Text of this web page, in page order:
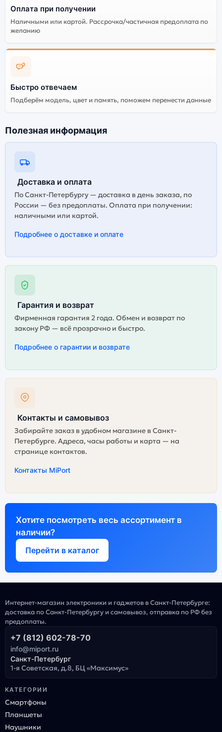
смартфона Apple iPhone 13 PRO (Активированный)
128Gb Sierra Blue (Небесно-голубой). Мы
рекомендуем выбирать оригинальной версию — она
сервисы. Не оригинальная версия может стоить
дешевле, но корректная работа сервисов не
Оплата при получении
Наличными или картой. Рассрочка/частичная предоплата по
желанию
Быстро отвечаем
Подберём модель, цвет и память, поможем перенести данные
Полезная информация
Доставка и оплата
По Санкт-Петербургу — доставка в день заказа, по
России — без предоплаты. Оплата при получении:
наличными или картой.
Подробнее о доставке и оплате
Гарантия и возврат
Фирменная гарантия 2 года. Обмен и возврат по
закону РФ — всё прозрачно и быстро.
Подробнее о гарантии и возврате
Контакты и самовывоз
Забирайте заказ в удобном магазине в Санкт-
Петербурге. Адреса, часы работы и карта — на
странице контактов.
Контакты MiPort
Хотите посмотреть весь ассортимент в
наличии?
Перейти в каталог
Интернет-магазин электроники и гаджетов в Санкт-Петербурге:
доставка по Санкт-Петербургу и самовывоз, отправка по РФ без
предоплаты.
+7 (812) 602-78-70
info@miport.ru
Санкт-Петербург
1-я Советская, д.8, БЦ «Максимус»
КАТЕГОРИИ
Смартфоны
Планшеты
Наушники